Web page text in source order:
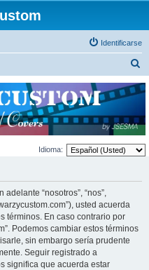
Identificarse
c
r
Idioma:
“nosotros”, “nos”,
usted acuerda
términos. En caso contrario por
Podemos cambiar estos términos
sin embargo sería prudente
Seguir registrado a
significa que acuerda estar